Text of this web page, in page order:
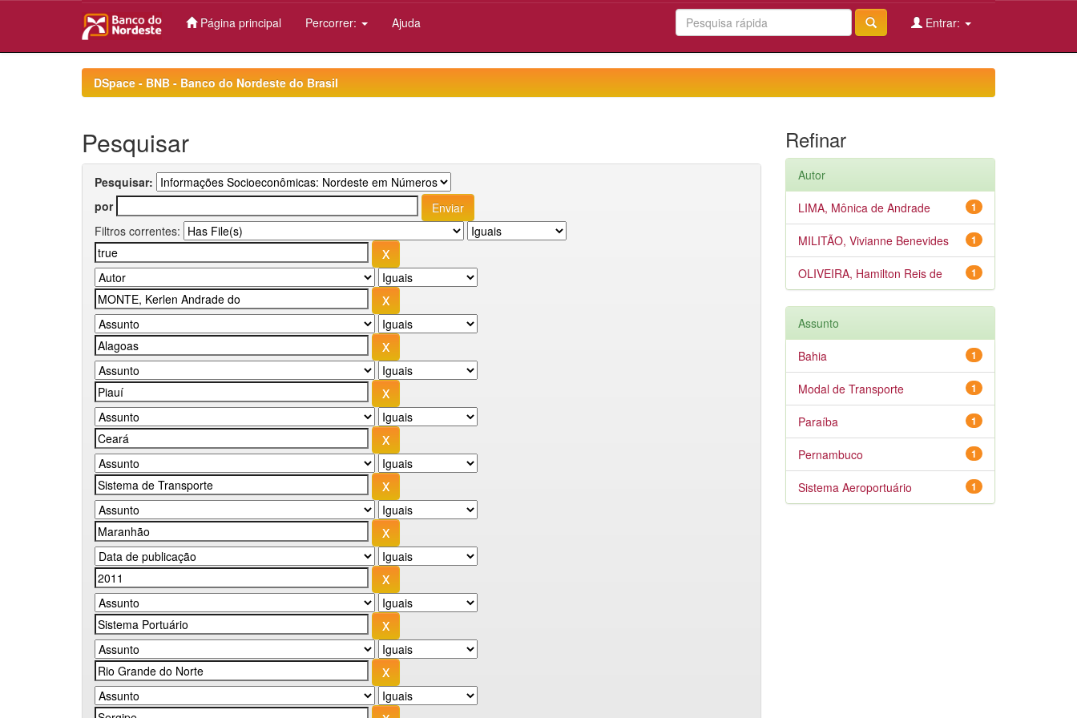
Página principal Percorrer: Ajuda Entrar:
DSpace - BNB - Banco do Nordeste do Brasil
Pesquisar
Pesquisar:
por
Filtros correntes:
Refinar
Autor
1
LIMA, Mônica de Andrade
1
MILITÃO, Vivianne Benevides
1
OLIVEIRA, Hamilton Reis de
Assunto
1
Bahia
1
Modal de Transporte
1
Paraíba
1
Pernambuco
1
Sistema Aeroportuário